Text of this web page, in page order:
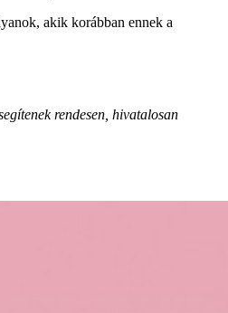
akik korábban ennek a
rendesen, hivatalosan